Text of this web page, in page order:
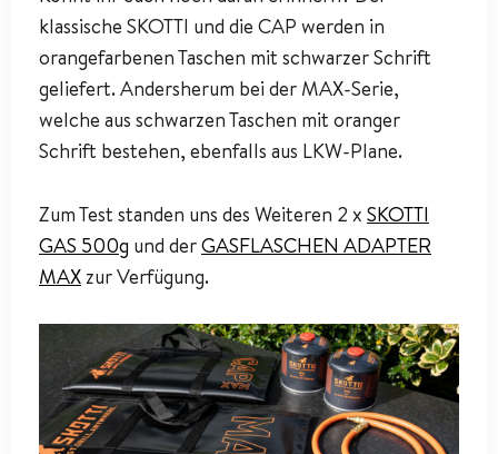
klassische SKOTTI und die CAP werden in
orangefarbenen Taschen mit schwarzer Schrift
geliefert. Andersherum bei der MAX-Serie,
welche aus schwarzen Taschen mit oranger
Schrift bestehen, ebenfalls aus LKW-Plane.
Zum Test standen uns des Weiteren 2 x SKOTTI
GAS 500g und derGASFLASCHEN ADAPTER
MAXzur Verfügung.